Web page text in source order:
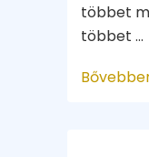
többet
többet ...